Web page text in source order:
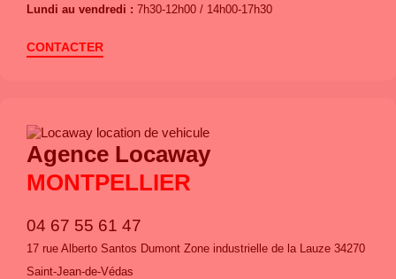
Lundi au vendredi : 7h30-12h00 / 14h00-17h30
CONTACTER
Agence Locaway
MONTPELLIER
04 67 55 61 47
17 rue Alberto Santos Dumont Zone industrielle de la Lauze 34270
Saint-Jean-de-Védas